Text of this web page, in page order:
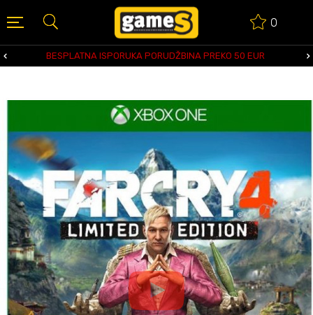
0
BESPLATNA ISPORUKA PORUDŽBINA PREKO 50 EUR